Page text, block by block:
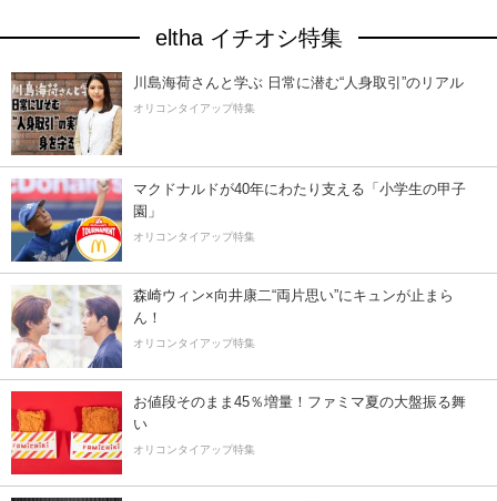
eltha イチオシ特集
川島海荷さんと学ぶ 日常に潜む“人身取引”のリアル
オリコンタイアップ特集
マクドナルドが40年にわたり支える「小学生の甲子
園」
オリコンタイアップ特集
森崎ウィン×向井康二“両片思い”にキュンが止まら
ん！
オリコンタイアップ特集
お値段そのまま45％増量！ファミマ夏の大盤振る舞
い
オリコンタイアップ特集